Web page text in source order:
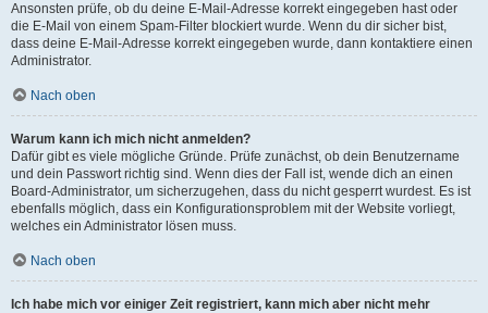
Ansonsten prüfe, ob du deine E-Mail-Adresse korrekt eingegeben hast oder
die E-Mail von einem Spam-Filter blockiert wurde. Wenn du dir sicher bist,
dass deine E-Mail-Adresse korrekt eingegeben wurde, dann kontaktiere einen
Administrator.
Nach oben
Warum kann ich mich nicht anmelden?
Dafür gibt es viele mögliche Gründe. Prüfe zunächst, ob dein Benutzername
und dein Passwort richtig sind. Wenn dies der Fall ist, wende dich an einen
Board-Administrator, um sicherzugehen, dass du nicht gesperrt wurdest. Es ist
ebenfalls möglich, dass ein Konfigurationsproblem mit der Website vorliegt,
welches ein Administrator lösen muss.
Nach oben
Ich habe mich vor einiger Zeit registriert, kann mich aber nicht mehr